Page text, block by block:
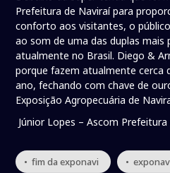
Prefeitura de Naviraí para
conforto aos visitantes, o
ao som de uma das duplas mais
atualmente no Brasil. Diego &
porque fazem atualmente cerca
ano, fechando com chave de
Exposição Agropecuária de
Júnior Lopes – Ascom
• fim da exponavi •